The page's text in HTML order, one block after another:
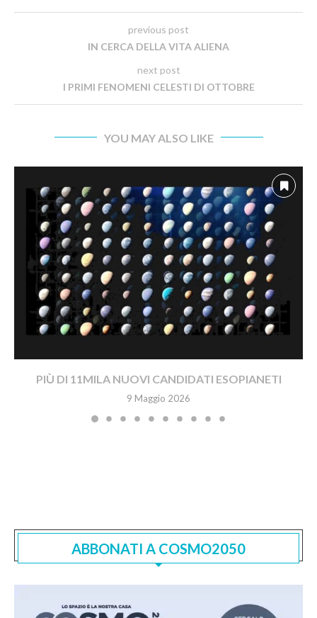
previous post
IN CERCA DELLA VITA ALIENA
next post
I PRIMI FENOMENI CELESTI DI OTTOBRE
YOU MAY ALSO LIKE
PIÙ DI 11MILA NUOVI CANDIDATI ESOPIANETI
9 Maggio 2026
ABBONATI A COSMO2050